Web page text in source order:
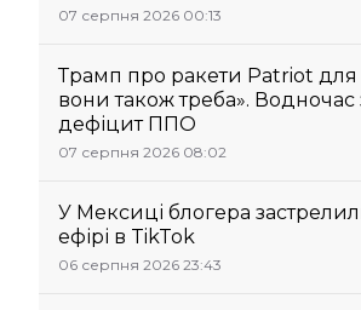
07 серпня 2026 00:13
Трамп про ракети Patriot для
вони також треба».
дефіцит ППО
07 серпня 2026 08:02
У Мексиці блогера
ефірі в TikTok
06 серпня 2026 23:43